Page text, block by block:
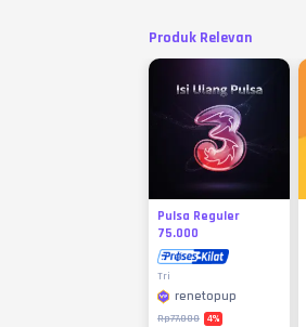
Produk Relevan
Pulsa Reguler
75.000
Tri
renetopup
Rp77.000 4%